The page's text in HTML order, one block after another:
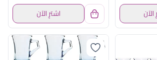
اشترِ الآن